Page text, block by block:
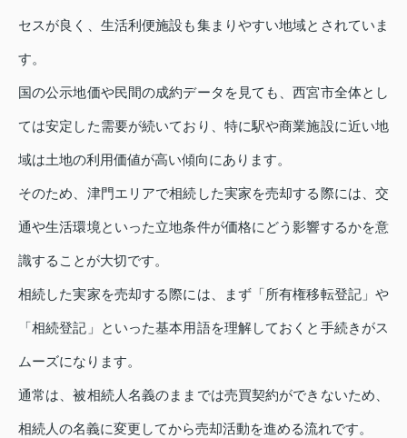
セスが良く、生活利便施設も集まりやすい地域とされていま
す。
国の公示地価や民間の成約データを見ても、西宮市全体とし
ては安定した需要が続いており、特に駅や商業施設に近い地
域は土地の利用価値が高い傾向にあります。
そのため、津門エリアで相続した実家を売却する際には、交
通や生活環境といった立地条件が価格にどう影響するかを意
識することが大切です。
相続した実家を売却する際には、まず「所有権移転登記」や
「相続登記」といった基本用語を理解しておくと手続きがス
ムーズになります。
通常は、被相続人名義のままでは売買契約ができないため、
相続人の名義に変更してから売却活動を進める流れです。